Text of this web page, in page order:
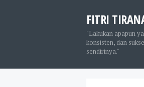
FITRI
"Lakukan apapun
konsisten, dan
sendirinya."